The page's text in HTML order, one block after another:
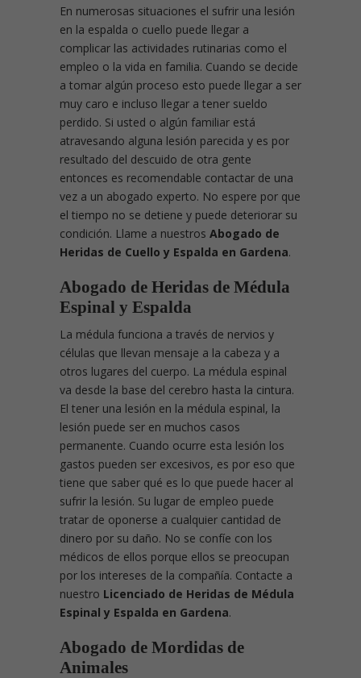
En numerosas situaciones el sufrir una lesión
en la espalda o cuello puede llegar a
complicar las actividades rutinarias como el
empleo o la vida en familia. Cuando se decide
a tomar algún proceso esto puede llegar a ser
muy caro e incluso llegar a tener sueldo
perdido. Si usted o algún familiar está
atravesando alguna lesión parecida y es por
resultado del descuido de otra gente
entonces es recomendable contactar de una
vez a un abogado experto. No espere por que
el tiempo no se detiene y puede deteriorar su
condición. Llame a nuestros Abogado de
Heridas de Cuello y Espalda en Gardena.
Abogado de Heridas de Médula
Espinal y Espalda
La médula funciona a través de nervios y
células que llevan mensaje a la cabeza y a
otros lugares del cuerpo. La médula espinal
va desde la base del cerebro hasta la cintura.
El tener una lesión en la médula espinal, la
lesión puede ser en muchos casos
permanente. Cuando ocurre esta lesión los
gastos pueden ser excesivos, es por eso que
tiene que saber qué es lo que puede hacer al
sufrir la lesión. Su lugar de empleo puede
tratar de oponerse a cualquier cantidad de
dinero por su daño. No se confíe con los
médicos de ellos porque ellos se preocupan
por los intereses de la compañía. Contacte a
nuestro Licenciado de Heridas de Médula
Espinal y Espalda en Gardena.
Abogado de Mordidas de
Animales